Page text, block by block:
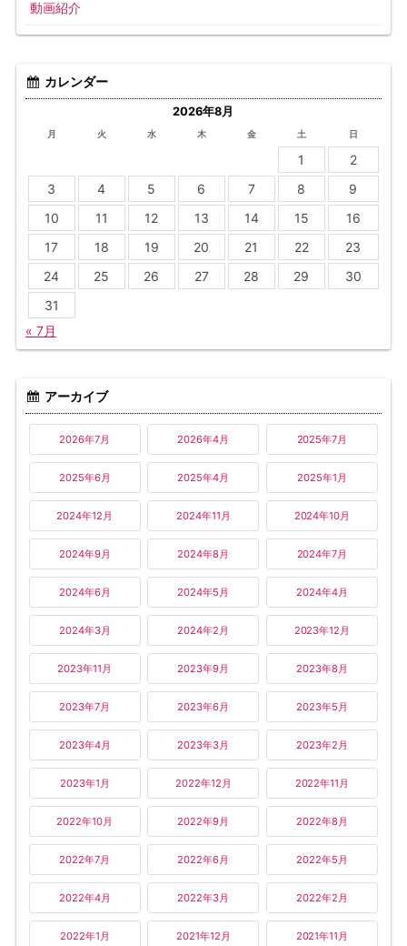
動画紹介
カレンダー
2026年8月
月 火 水 木 金 土 日
1
2
3
4 5 6 7 8
9
10
11 12 13 14 15
16
17
18 19 20 21 22
23
24
25 26 27 28 29
30
31
« 7月
アーカイブ
2026年7月 2026年4月 2025年7月
2025年6月 2025年4月 2025年1月
2024年12月 2024年11月 2024年10月
2024年9月 2024年8月 2024年7月
2024年6月 2024年5月 2024年4月
2024年3月 2024年2月 2023年12月
2023年11月 2023年9月 2023年8月
2023年7月 2023年6月 2023年5月
2023年4月 2023年3月 2023年2月
2023年1月 2022年12月 2022年11月
2022年10月 2022年9月 2022年8月
2022年7月 2022年6月 2022年5月
2022年4月 2022年3月 2022年2月
2022年1月 2021年12月 2021年11月